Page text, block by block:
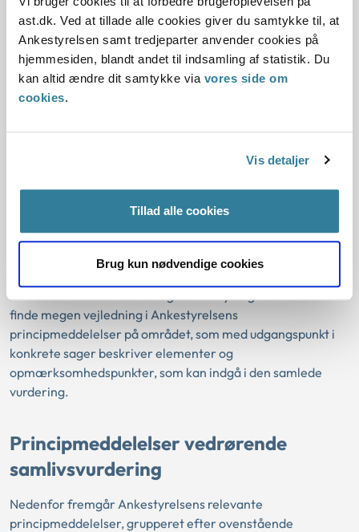
ast.dk. Ved at tillade alle cookies giver du samtykke til, at
Ankestyrelsen samt tredjeparter anvender cookies på
hjemmesiden, blandt andet til indsamling af statistik. Du
kan altid ændre dit samtykke via vores side om
cookies.
Vis detaljer
Tillad alle cookies
Brug kun nødvendige cookies
Såfremt ydelsesmodtageren ikke er gift og ikke bor på
samme folkeregisteradresse som den formodede samlever,
skal myndigheden foretage en konkret, samlet vurdering af
sagens oplysninger om økonomiske forhold og ikke-
økonomiske forhold, herunder praktiske og personlige
anden person, og at fordelene samlet set kan sidestilles
Det vil altid være en konkret vurdering, om en
ydelsesmodtager kan betragtes som reelt enlig, idet der er
tale om en såkaldt fri bevisbedømmelse, hvor myndigheden
finde megen vejledning i Ankestyrelsens
principmeddelelser på området, som med udgangspunkt i
konkrete sager beskriver elementer og
opmærksomhedspunkter, som kan indgå i den samlede
vurdering.
Principmeddelelser vedrørende
samlivsvurdering
Nedenfor fremgår Ankestyrelsens relevante
principmeddelelser, grupperet efter ovenstående